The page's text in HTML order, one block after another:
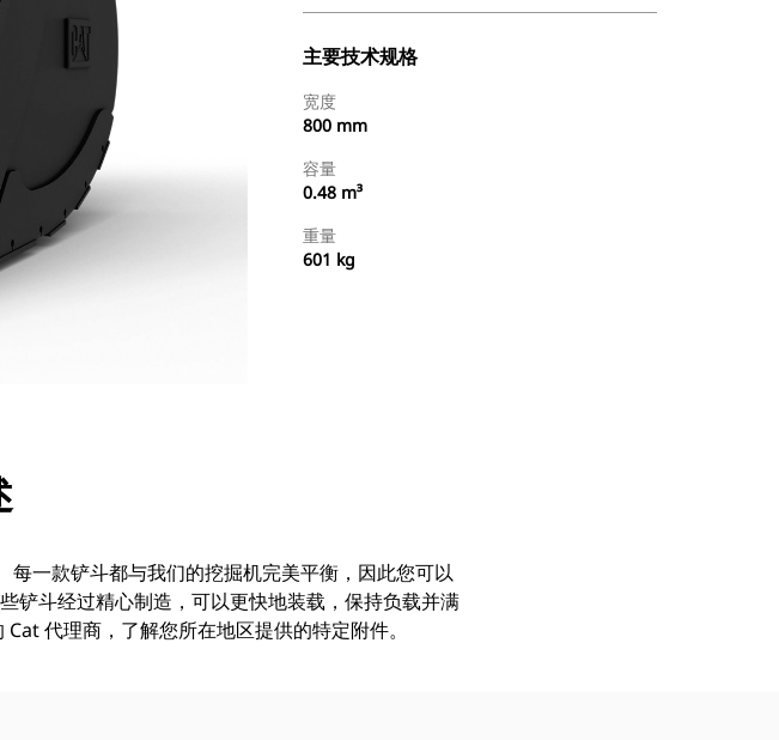
主要技术规格
宽度
800 mm
容量
0.48 m³
重量
601 kg
一款铲斗都与我们的挖掘机完美平衡，因此您可以
铲斗经过精心制造，可以更快地装载，保持负载并满
代理商，了解您所在地区提供的特定附件。